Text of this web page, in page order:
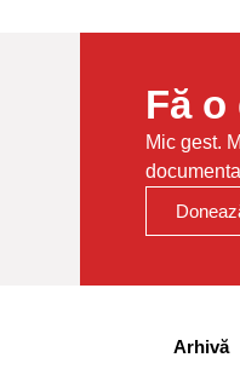
Fă
Mic gest.
Arhivă